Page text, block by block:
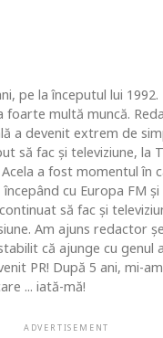
pe la începutul lui
multă muncă.
a devenit extrem de
să fac şi televiziune, la
a fost momentul în
cu Europa FM
să fac şi
Am ajuns redactor
că ajunge cu genul
PR! După 5 ani, mi-
... iată-mă!
ADVERTISEMENT